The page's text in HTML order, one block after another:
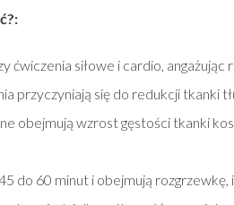
ćwiczenia siłowe i cardio,
przyczyniają się do redukcji tkanki
obejmują wzrost gęstości tkanki
do 60 minut i obejmują